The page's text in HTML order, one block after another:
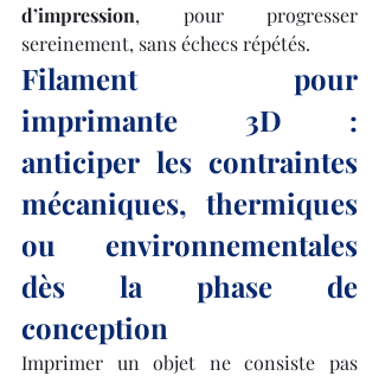
d’impression, pour progresser
sereinement, sans échecs répétés.
Filament pour
imprimante 3D :
anticiper les contraintes
mécaniques, thermiques
ou environnementales
dès la phase de
conception
Imprimer un objet ne consiste pas